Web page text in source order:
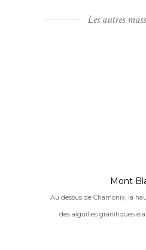
Les autres
Mont
Au dessus de Chamonix, la
des aiguilles granitiques